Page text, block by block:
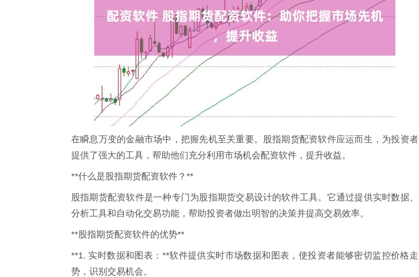
在瞬息万变的金融市场中，把握先机至关重要。股指期货配资软件应运而生，为投资者
提供了强大的工具，帮助他们充分利用市场机会配资软件，提升收益。
**什么是股指期货配资软件？**
股指期货配资软件是一种专门为股指期货交易设计的软件工具。它通过提供实时数据、
分析工具和自动化交易功能，帮助投资者做出明智的决策并提高交易效率。
**股指期货配资软件的优势**
**1. 实时数据和图表：**软件提供实时市场数据和图表，使投资者能够密切监控价格走
势，识别交易机会。